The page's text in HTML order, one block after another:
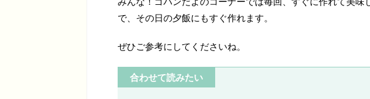
で、その日の夕飯にもすぐ作れます。
ぜひご参考にしてくださいね。
合わせて読みたい